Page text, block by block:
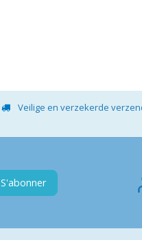
Veilige en verzekerde
S'abonner